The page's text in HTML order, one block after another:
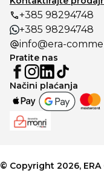
+385 98294748
+385 98294748
info@era-
Pratite nas
Načini plaćanja
© Copyright 2026,